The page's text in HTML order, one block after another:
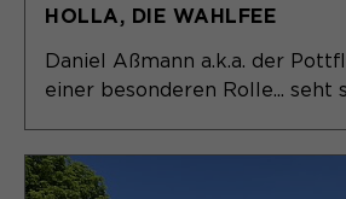
HOLLA, DIE WAHLFEE
Daniel Aßmann a.k.a. der
einer besonderen Rolle... seht